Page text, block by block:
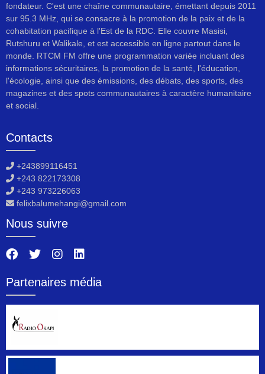
fondateur. C'est une chaîne communautaire, émettant depuis 2011
sur 95.3 MHz, qui se consacre à la promotion de la paix et de la
cohabitation pacifique à l'Est de la RDC. Elle couvre Masisi,
Rutshuru et Walikale, et est accessible en ligne partout dans le
monde. RTCM FM offre une programmation variée incluant des
informations sécuritaires, la promotion de la santé, l'éducation,
l'écologie, ainsi que des émissions, des débats, des sports, des
magazines et des spots communautaires à caractère humanitaire
et social.
Contacts
+243899116451
+243 822173308
+243 973226063
felixbalumehangi@gmail.com
Nous suivre
Partenaires média